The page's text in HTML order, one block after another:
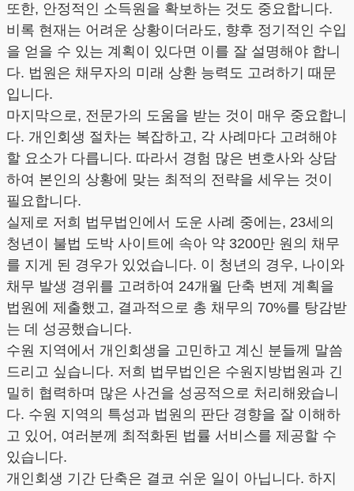
또한, 안정적인 소득원을 확보하는 것도 중요합니다.
비록 현재는 어려운 상황이더라도, 향후 정기적인 수입
을 얻을 수 있는 계획이 있다면 이를 잘 설명해야 합니
다. 법원은 채무자의 미래 상환 능력도 고려하기 때문
입니다.
마지막으로, 전문가의 도움을 받는 것이 매우 중요합니
다. 개인회생 절차는 복잡하고, 각 사례마다 고려해야
할 요소가 다릅니다. 따라서 경험 많은 변호사와 상담
하여 본인의 상황에 맞는 최적의 전략을 세우는 것이
필요합니다.
실제로 저희 법무법인에서 도운 사례 중에는, 23세의
청년이 불법 도박 사이트에 속아 약 3200만 원의 채무
를 지게 된 경우가 있었습니다. 이 청년의 경우, 나이와
채무 발생 경위를 고려하여 24개월 단축 변제 계획을
법원에 제출했고, 결과적으로 총 채무의 70%를 탕감받
는 데 성공했습니다.
수원 지역에서 개인회생을 고민하고 계신 분들께 말씀
드리고 싶습니다. 저희 법무법인은 수원지방법원과 긴
밀히 협력하며 많은 사건을 성공적으로 처리해왔습니
다. 수원 지역의 특성과 법원의 판단 경향을 잘 이해하
고 있어, 여러분께 최적화된 법률 서비스를 제공할 수
있습니다.
개인회생 기간 단축은 결코 쉬운 일이 아닙니다. 하지